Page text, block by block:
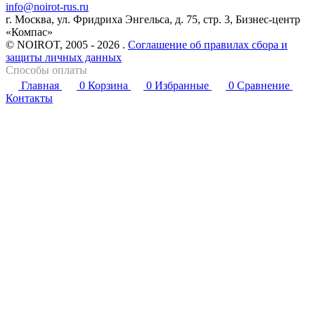
info@noirot-rus.ru
г. Москва, ул. Фридриха Энгельса, д. 75, стр. 3, Бизнес-центр
«Компас»
© NOIROT, 2005 - 2026 . Соглашение об правилах сбора и
защиты личных данных
Способы оплаты
Главная
0 Корзина 0 Избранные 0 Сравнение
Контакты